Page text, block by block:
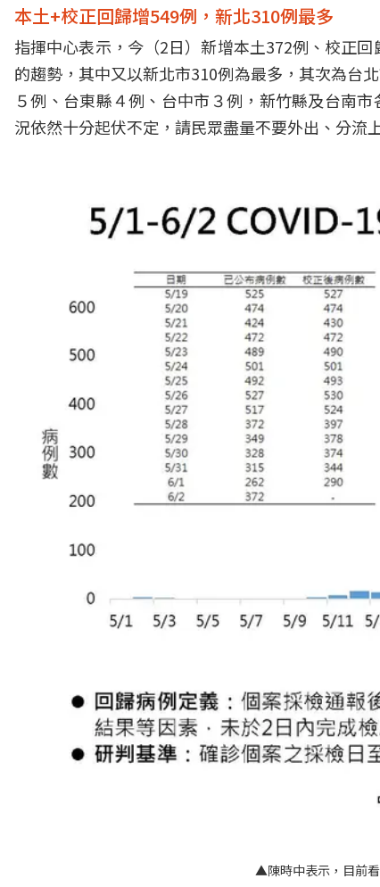
本土+校正回歸增549例，新北310例最多
指揮中心表示，今（2日）新增本土372例、校正
的趨勢，其中又以新北市310例為最多，其次為台
５例、台東縣４例、台中市３例，新竹縣及台南
況依然十分起伏不定，請民眾盡量不要外出、分流
▲陳時中表示，目前